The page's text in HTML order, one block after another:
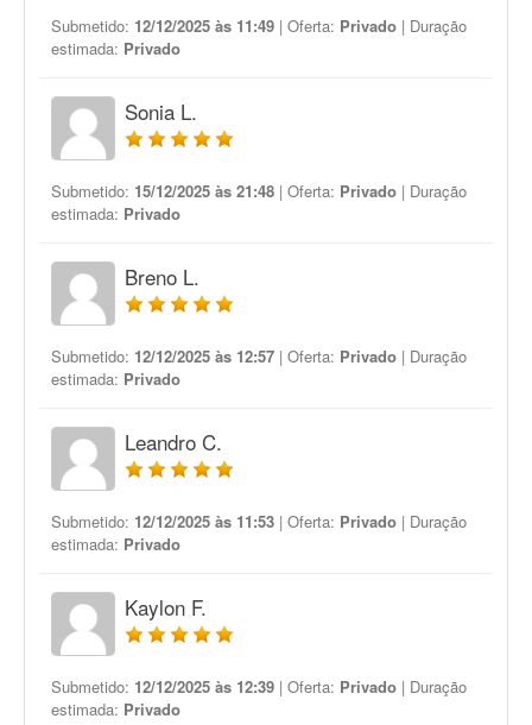
Submetido: 12/12/2025 às 11:49 | Oferta: Privado | Duração
estimada: Privado
Sonia L.
Submetido: 15/12/2025 às 21:48 | Oferta: Privado | Duração
estimada: Privado
Breno L.
Submetido: 12/12/2025 às 12:57 | Oferta: Privado | Duração
estimada: Privado
Leandro C.
Submetido: 12/12/2025 às 11:53 | Oferta: Privado | Duração
estimada: Privado
Kaylon F.
Submetido: 12/12/2025 às 12:39 | Oferta: Privado | Duração
estimada: Privado